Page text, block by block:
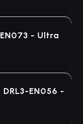
- Ultra
EN056 -